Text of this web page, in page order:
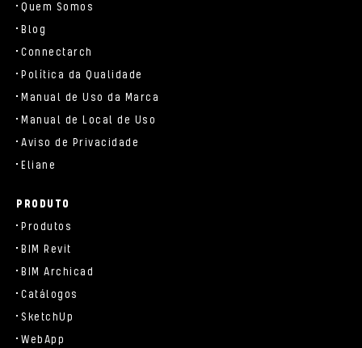
Quem Somos
Blog
Connectarch
Política da Qualidade
Manual de Uso da Marca
Manual de Local de Uso
Aviso de Privacidade
Eliane
PRODUTO
Produtos
BIM Revit
BIM Archicad
Catálogos
SketchUp
WebApp